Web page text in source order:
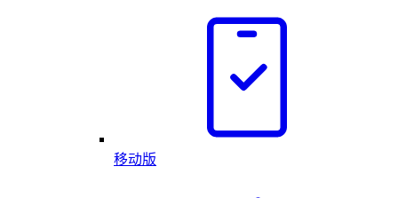
移动版